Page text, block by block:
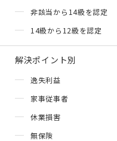
非該当から14級を認定
14級から12級を認定
解決ポイント別
逸失利益
家事従事者
休業損害
無保険